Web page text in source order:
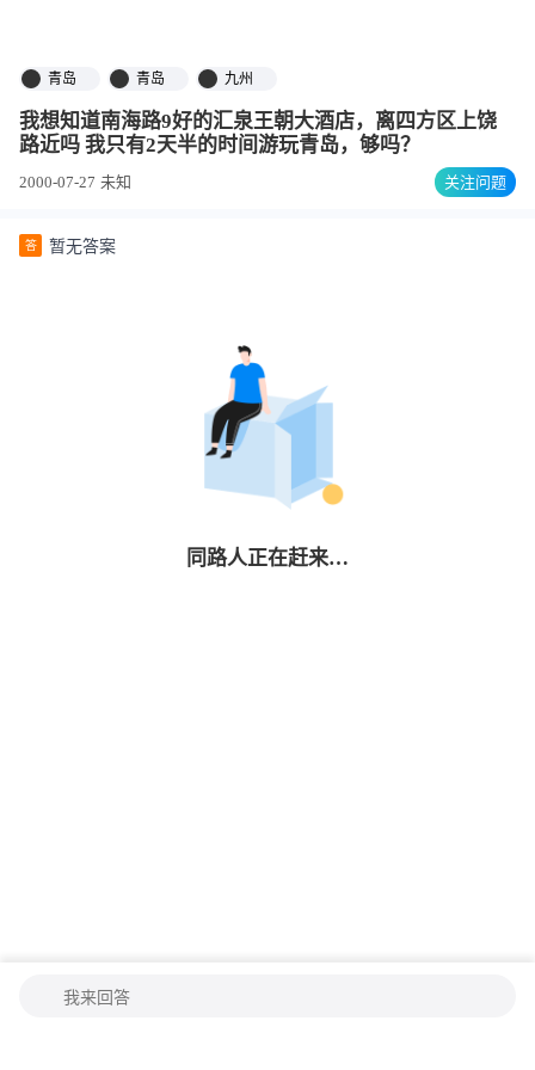
青岛 青岛 九州
我想知道南海路9好的汇泉王朝大酒店，离四方区上饶
路近吗 我只有2天半的时间游玩青岛，够吗？
2000-07-27 未知 关注问题
答 暂无答案
同路人正在赶来…